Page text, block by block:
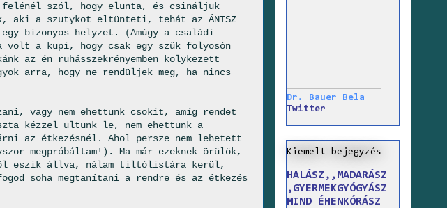
felénél szól, hogy elunta, és csináljuk
aki a szutykot eltünteti, tehát az ÁNTSZ
bizonyos helyzet. (Amúgy a családi
volt a kupi, hogy csak egy szűk folyosón
az én ruhásszekrényemben kölykezett
arra, hogy ne rendüljek meg, ha nincs
vagy nem ehettünk csokit, amíg rendet
kézzel ültünk le, nem ehettünk a
az étkezésnél. Ahol persze nem lehetett
megpróbáltam!). Ma már ezeknek örülök,
eszik állva, nálam tiltólistára kerül,
soha megtanítani a rendre és az étkezés
Dr. Bauer Bela
Twitter
Kiemelt bejegyzés
HALÁSZ,,MADARÁSZ
,GYERMEKGYÓGYÁSZ
MIND ÉHENKÓRÁSZ